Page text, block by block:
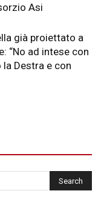
Asi
già proiettato a
“No ad intese con
la Destra e con